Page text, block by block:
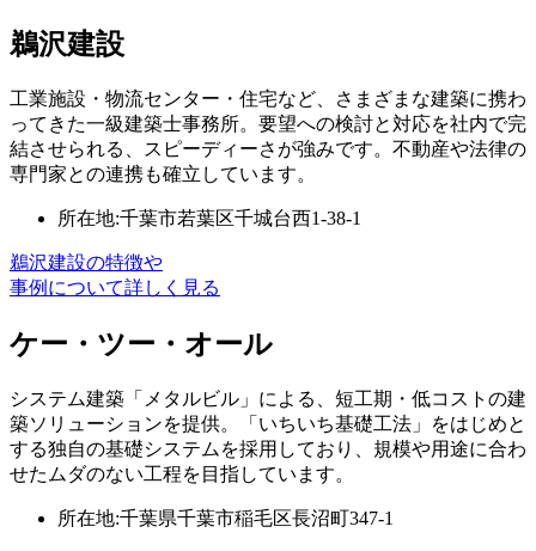
鵜沢建設
工業施設・物流センター・住宅など、さまざまな建築に携わ
ってきた一級建築士事務所。要望への検討と対応を社内で完
結させられる、スピーディーさが強みです。不動産や法律の
専門家との連携も確立しています。
所在地:千葉市若葉区千城台西1-38-1
鵜沢建設の特徴や
事例について詳しく見る
ケー・ツー・オール
システム建築「メタルビル」による、短工期・低コストの建
築ソリューションを提供。「いちいち基礎工法」をはじめと
する独自の基礎システムを採用しており、規模や用途に合わ
せたムダのない工程を目指しています。
所在地:千葉県千葉市稲毛区長沼町347-1